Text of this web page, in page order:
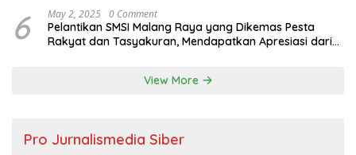
6 May 2, 2025 0 Comment
Pelantikan SMSI Malang Raya yang Dikemas Pesta
Rakyat dan Tasyakuran, Mendapatkan Apresiasi dari
View More
Pro Jurnalismedia Siber